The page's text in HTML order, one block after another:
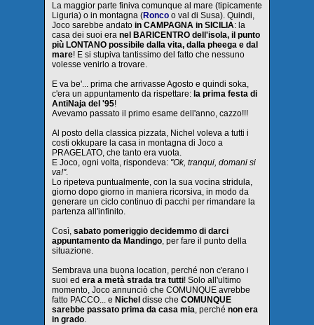
La maggior parte finiva comunque al mare (tipicamente
Liguria) o in montagna (Ronco o val di Susa). Quindi,
Joco sarebbe andato in CAMPAGNA in SICILIA: la
casa dei suoi era nel BARICENTRO dell'isola, il punto
più LONTANO possibile dalla vita, dalla pheega e dal
mare! E si stupiva tantissimo del fatto che nessuno
volesse venirlo a trovare.
E va be'... prima che arrivasse Agosto e quindi soka,
c'era un appuntamento da rispettare: la prima festa di
AntiNaja del '95!
Avevamo passato il primo esame dell'anno, cazzo!!!
Al posto della classica pizzata, Nichel voleva a tutti i
costi okkupare la casa in montagna di Joco a
PRAGELATO, che tanto era vuota.
E Joco, ogni volta, rispondeva: "Ok, tranqui, domani si
va!".
Lo ripeteva puntualmente, con la sua vocina stridula,
giorno dopo giorno in maniera ricorsiva, in modo da
generare un ciclo continuo di pacchi per rimandare la
partenza all'infinito.
Così, sabato pomeriggio decidemmo di darci
appuntamento da Mandingo, per fare il punto della
situazione.
Sembrava una buona location, perché non c'erano i
suoi ed era a metà strada tra tutti! Solo all'ultimo
momento, Joco annunciò che COMUNQUE avrebbe
fatto PACCO... e Nichel disse che COMUNQUE
sarebbe passato prima da casa mia, perché non era
in grado.